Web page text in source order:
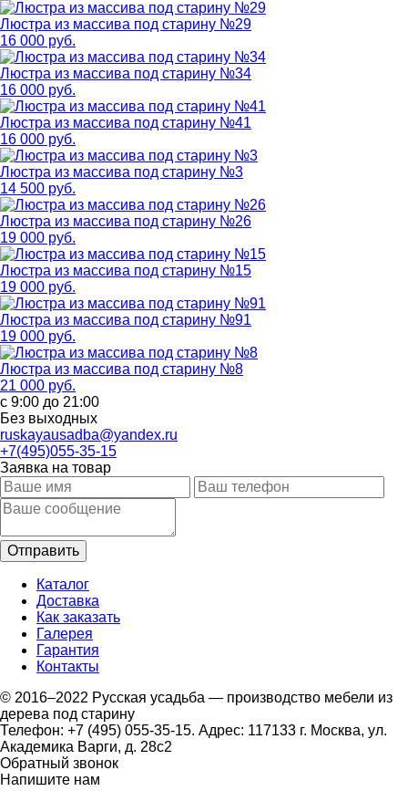
Люстра из массива под старину №29
16 000 руб.
Люстра из массива под старину №34
16 000 руб.
Люстра из массива под старину №41
16 000 руб.
Люстра из массива под старину №3
14 500 руб.
Люстра из массива под старину №26
19 000 руб.
Люстра из массива под старину №15
19 000 руб.
Люстра из массива под старину №91
19 000 руб.
Люстра из массива под старину №8
21 000 руб.
с 9:00 до 21:00
Без выходных
ruskayausadba@yandex.ru
+7(495)055-35-15
Заявка на товар
Каталог
Доставка
Как заказать
Галерея
Гарантия
Контакты
© 2016–2022 Русская усадьба — производство мебели из
дерева под старину
Телефон: +7 (495) 055-35-15. Адрес: 117133 г. Москва, ул.
Академика Варги, д. 28с2
Обратный звонок
Напишите нам